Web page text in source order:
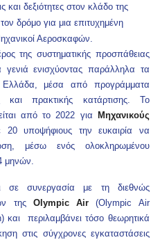
και δεξιότητες στον κλάδο της
δρόμο για μια επιτυχημένη
Αεροσκαφών.
της συστηματικής προσπάθειας
γενιά ενισχύοντας παράλληλα τα
μέσα από προγράμματα
και πρακτικής κατάρτισης. Το
από το 2022 για
Μηχανικούς
20 υποψήφιους την ευκαιρία να
μέσω ενός ολοκληρωμένου
μηνών.
σε συνεργασία με τη διεθνώς
της Olympic Air (Olympic Air
περιλαμβάνει τόσο θεωρητικά
στις σύγχρονες εγκαταστάσεις